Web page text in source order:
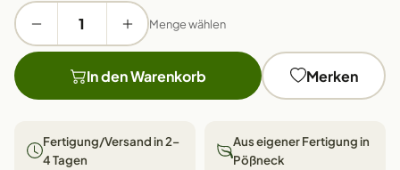
Menge wählen
In den Warenkorb Merken
Fertigung/Versand in 2–
4 Tagen
Aus eigener Fertigung in
Pößneck